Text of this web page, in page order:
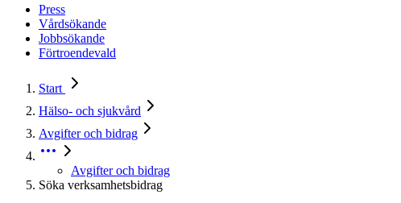
Press
Vårdsökande
Jobbsökande
Förtroendevald
Start
Hälso- och sjukvård
Avgifter och bidrag
Avgifter och bidrag
Söka verksamhetsbidrag